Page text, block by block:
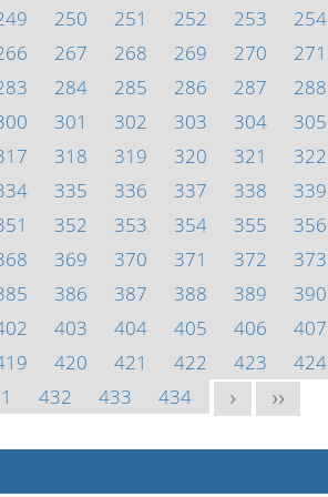
250 251 252 253 254
267 268 269 270 271
284 285 286 287 288
301 302 303 304 305
318 319 320 321 322
335 336 337 338 339
352 353 354 355 356
369 370 371 372 373
386 387 388 389 390
403 404 405 406 407
420 421 422 423 424
432 433 434 > >>